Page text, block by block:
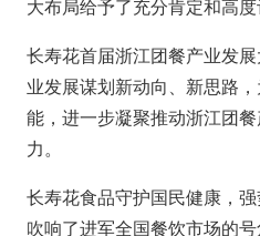
大布局给予了充分肯定和高度
长寿花首届浙江团餐产业发
业发展谋划新动向、新思路
能，进一步凝聚推动浙江团
力。
长寿花食品守护国民健康，
吹响了进军全国餐饮市场的